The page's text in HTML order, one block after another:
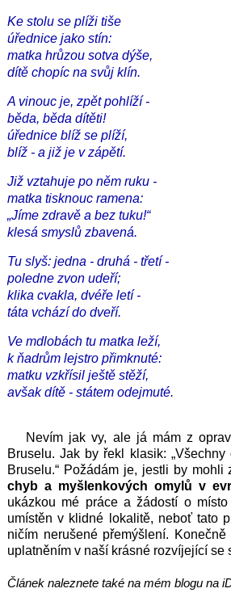
Ke stolu se plíži tiše
úřednice jako stín:
matka hrůzou sotva dýše,
dítě chopíc na svůj klín.
A vinouc je, zpět pohlíží -
běda, běda dítěti!
úřednice blíž se plíží,
blíž - a již je v zápětí.
Již vztahuje po něm ruku -
matka tisknouc ramena:
„Jíme zdravě a bez tuku!“
klesá smyslů zbavená.
Tu slyš: jedna - druhá - třetí -
poledne zvon udeří;
klika cvakla, dvéře letí -
táta vchází do dveří.
Ve mdlobách tu matka leží,
k ňadrům lejstro přimknuté:
matku vzkřísil ještě stěží,
avšak dítě - státem odejmuté.
Nevím jak vy, ale já mám z
Bruselu. Jak by řekl klasik:
Bruselu.“ Požádám je, jestli by
chyb a myšlenkových omylů v
ukázkou mé práce a žádostí o
umístěn v klidné lokalitě, neboť tato
ničím nerušené přemýšlení.
uplatněním v naší krásné rozvíjející
Článek naleznete také na mém blogu na